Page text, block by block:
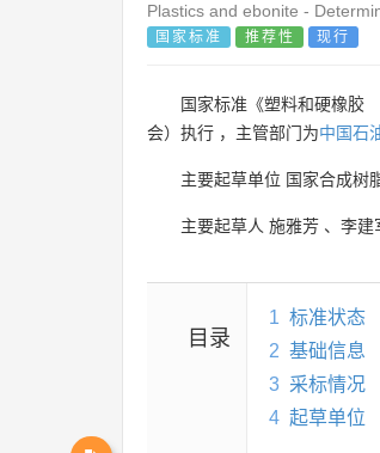
Plastics and ebonite -
国家标准 推荐性 现行
国家标准《塑料和硬橡胶
会）执行 ，主管部门为中国石
主要起草单位 国家合成树
主要起草人 施雅芳 、 李建
目录
1 标准状态
2 基础信息
3 采标情况
4 起草单位